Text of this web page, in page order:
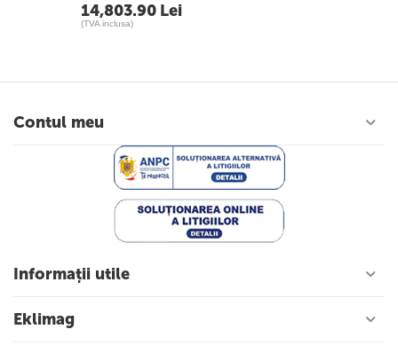
14,803.90 Lei
(TVA inclusa)
Contul meu
Informații utile
Eklimag